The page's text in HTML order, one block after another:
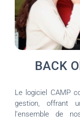
BACK
Le logiciel CAMP
gestion, offrant
l’ensemble de